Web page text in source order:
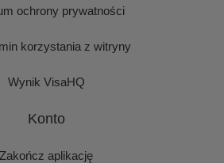
ochrony prywatności
korzystania z witryny
Wynik VisaHQ
Konto
Zakończ aplikację